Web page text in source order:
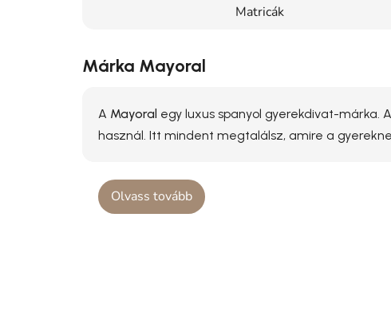
Matricák
Márka Mayoral
A Mayoral egy luxus spanyol gyerekdivat-márka.
használ. Itt mindent megtalálsz, amire a
Olvass tovább